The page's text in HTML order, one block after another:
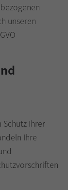
unseren
Ihrer
Ihre